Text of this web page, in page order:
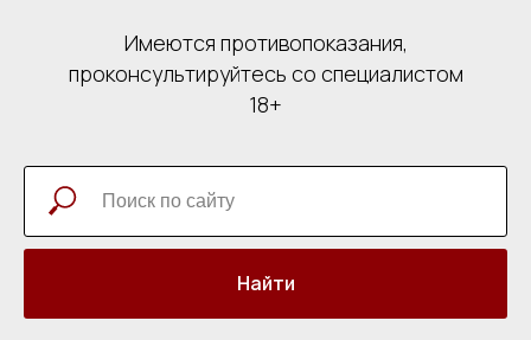
Имеются противопоказания,
проконсультируйтесь со специалистом
18+
Найти